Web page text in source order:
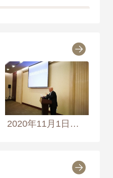
分析测试协会科学
士集》 人民军医出
2020年11月1日，灾害事故调查评估技术第二次会议在北京会议中心召开。公安部物证鉴定中心刘耀院士致辞